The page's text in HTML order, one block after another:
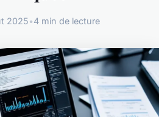
2025•4 min de lecture